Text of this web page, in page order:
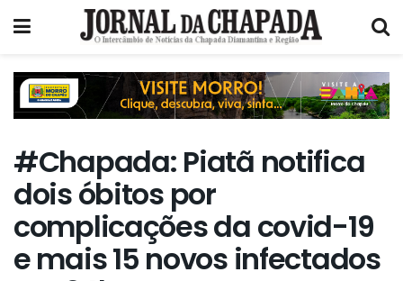
#Chapada: Piatã notifica
dois óbitos por
complicações da covid-19
e mais 15 novos infectados